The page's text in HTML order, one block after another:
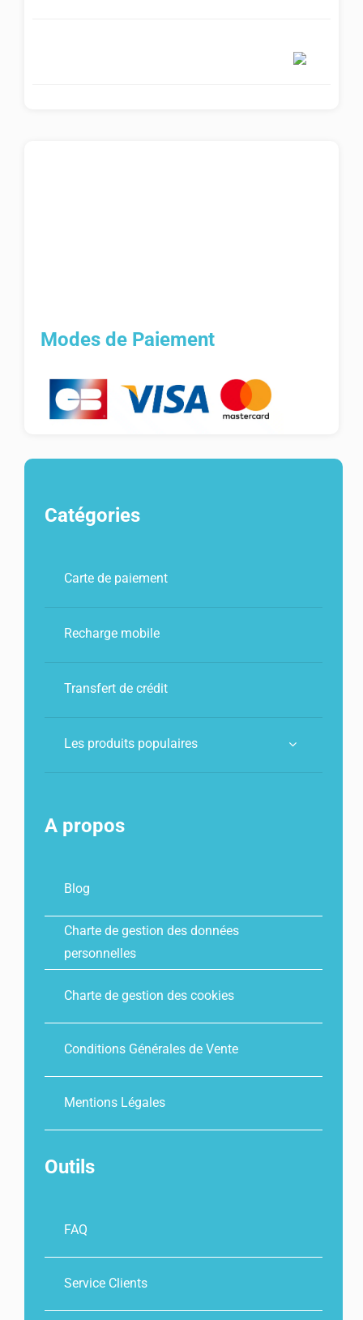
Modes de Paiement
Catégories
Carte de paiement
Recharge mobile
Transfert de crédit
Les produits populaires
A propos
Blog
Charte de gestion des données
personnelles
Charte de gestion des cookies
Conditions Générales de Vente
Mentions Légales
Outils
FAQ
Service Clients